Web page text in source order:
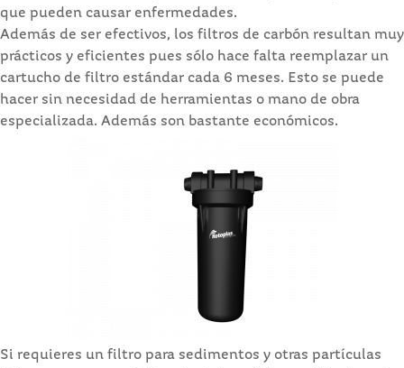
que pueden causar enfermedades.
Además de ser efectivos, los filtros de carbón resultan muy
prácticos y eficientes pues sólo hace falta reemplazar un
cartucho de filtro estándar cada 6 meses. Esto se puede
hacer sin necesidad de herramientas o mano de obra
especializada. Además son bastante económicos.
Si requieres un filtro para sedimentos y otras partículas